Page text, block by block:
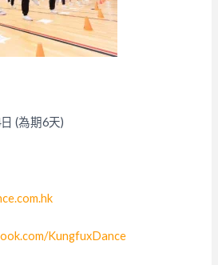
(為期6天)
KungfuxDance